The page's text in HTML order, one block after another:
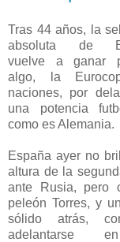
Tras 44 años, la
absoluta de
vuelve a ganar
algo, la
naciones, por
una potencia
como es Alemania.
España ayer no
altura de la
ante Rusia, pero
peleón Torres, y
sólido atrás,
adelantarse